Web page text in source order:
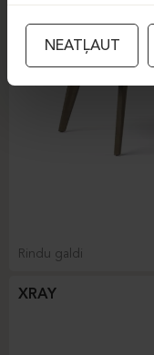
Rindu galdi
XRAY
NEATĻAUT